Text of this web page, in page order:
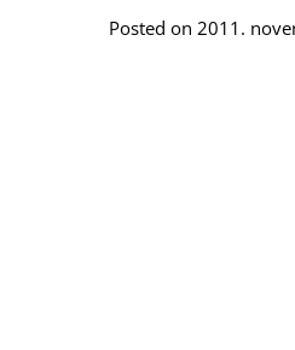
Posted on 2011.